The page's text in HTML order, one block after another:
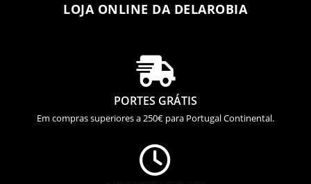
LOJA ONLINE DA DELAROBIA

PORTES GRÁTIS
Em compras superiores a 250€ para Portugal Continental.
